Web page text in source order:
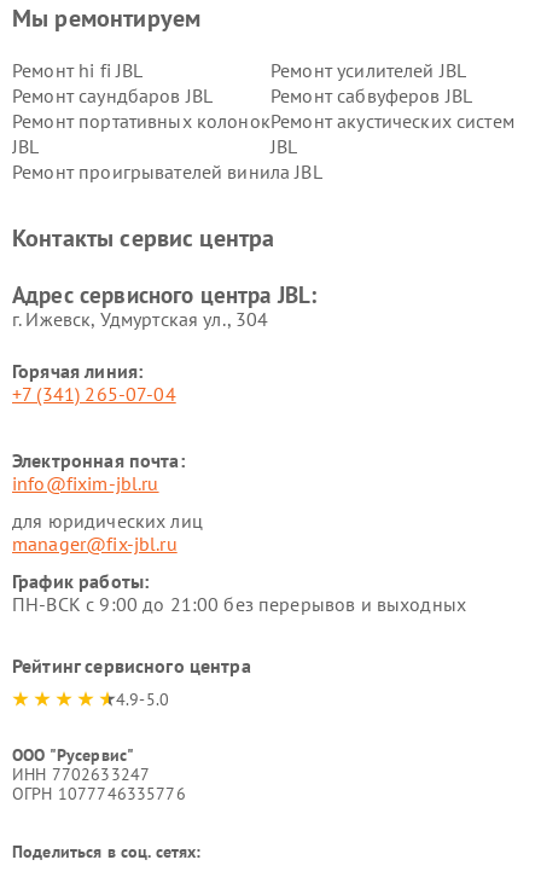
Мы ремонтируем
Ремонт hi fi JBL
Ремонт усилителей JBL
Ремонт саундбаров JBL
Ремонт сабвуферов JBL
Ремонт портативных колонок
JBL
Ремонт акустических систем
JBL
Ремонт проигрывателей винила JBL
Контакты сервис центра
Адрес сервисного центра JBL:
г. Ижевск, Удмуртская ул., 304
Горячая линия:
+7 (341) 265-07-04
Электронная почта:
info@fixim-jbl.ru
для юридических лиц
manager@fix-jbl.ru
График работы:
ПН-ВСК с 9:00 до 21:00 без перерывов и выходных
Рейтинг сервисного центра
4.9-5.0
ООО "Русервис"
ИНН 7702633247
ОГРН 1077746335776
Поделиться в соц. сетях: